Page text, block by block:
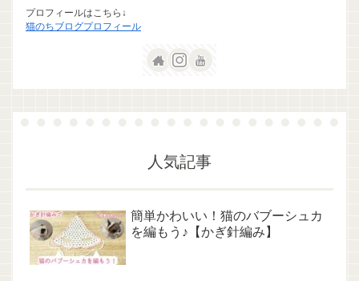
プロフィールはこちら↓
猫のちブログプロフィール
人気記事
簡単かわいい！猫のバブーシュカ
を編もう♪【かぎ針編み】